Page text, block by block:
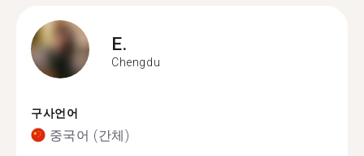
E.
Chengdu
구사언어
중국어 (간체)